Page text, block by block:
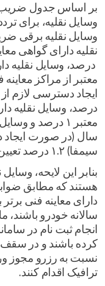
بر اساس جدول ضریب
وسایل نقلیه، برای
وسایل نقلیه برقی
درصد، وسایل نقلیه
معتبر از مراکز
درصد، وسایل نقلیه
سال (در صورت ایجاد
سیمفا) ۱.۲ درصد تعیین شده است.
بنابر این لایحه،
هستند که مطابق
دارای معاینه فنی
سالانه خودرو باشند،
انجام ثبت نام در
کرده باشند و در
نسبت به رزرو مجوز
ترافیک اقدام کنند.